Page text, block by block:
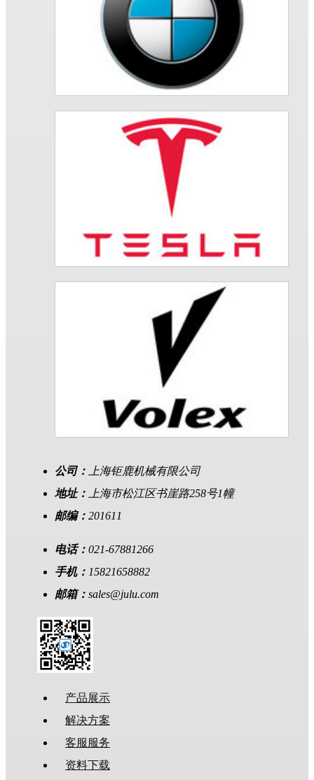
公司：
上海钜鹿机械有限公司
地址：
上海市松江区书崖路258号1幢
邮编： 201611
电话： 021-67881266
手机： 15821658882
邮箱： sales@julu.com
产品展示
解决方案
客服服务
资料下载